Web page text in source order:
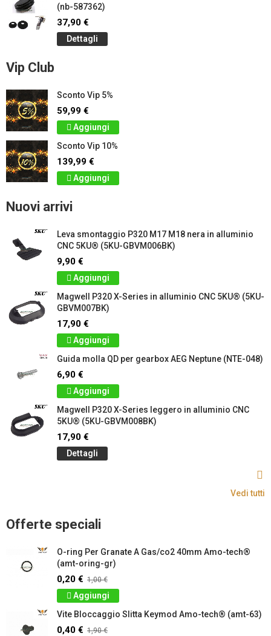
(nb-587362)
37,90 €
Dettagli
Vip Club
Sconto Vip 5%
59,99 €
Aggiungi
Sconto Vip 10%
139,99 €
Aggiungi
Nuovi arrivi
Leva smontaggio P320 M17 M18 nera in alluminio
CNC 5KU® (5KU-GBVM006BK)
9,90 €
Aggiungi
Magwell P320 X-Series in alluminio CNC 5KU® (5KU-
GBVM007BK)
17,90 €
Aggiungi
Guida molla QD per gearbox AEG Neptune (NTE-048)
6,90 €
Aggiungi
Magwell P320 X-Series leggero in alluminio CNC
5KU® (5KU-GBVM008BK)
17,90 €
Dettagli
Vedi tutti
Offerte speciali
O-ring Per Granate A Gas/co2 40mm Amo-tech®
(amt-oring-gr)
0,20 € 1,00 €
Aggiungi
Vite Bloccaggio Slitta Keymod Amo-tech® (amt-63)
0,40 € 1,90 €